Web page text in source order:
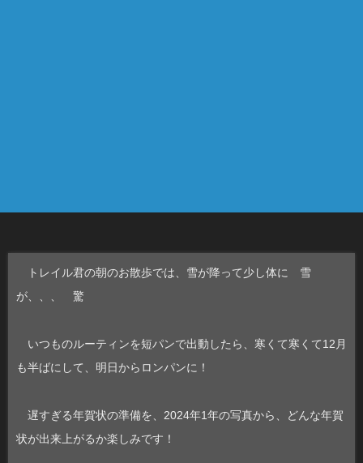
トレイル君の朝のお散歩では、雪が降って少し体に 雪
が、、、 驚
いつものルーティンを短パンで出動したら、寒くて寒くて12月
も半ばにして、明日からロンパンに！
遅すぎる年賀状の準備を、2024年1年の写真から、どんな年賀
状が出来上がるか楽しみです！